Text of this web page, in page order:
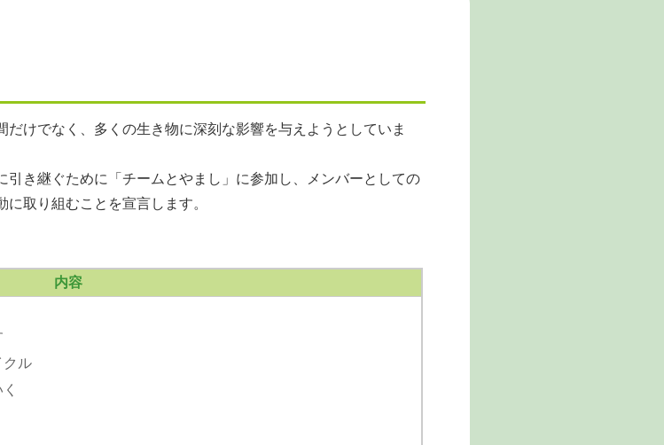
けでなく、多くの生き物に深刻な影響を与えようとしていま
き継ぐために「チームとやまし」に参加し、メンバーとしての
取り組むことを宣言します。
内容
クル